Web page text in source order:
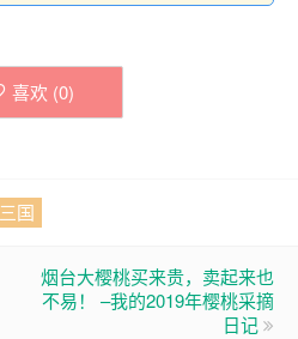
喜欢 (0)
三国
烟台大樱桃买来贵，卖起来也
不易！ –我的2019年樱桃采摘
日记